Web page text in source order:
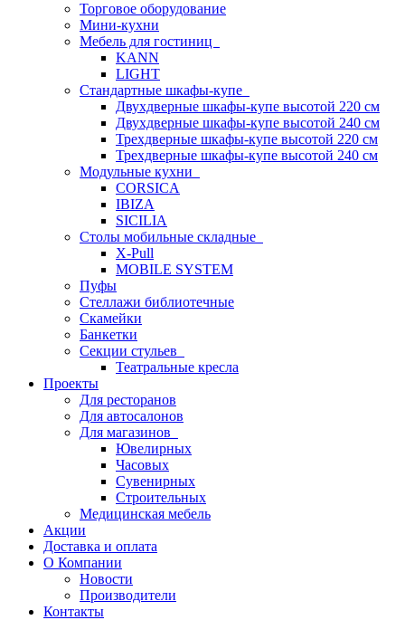
Торговое оборудование
Мини-кухни
Мебель для гостиниц
KANN
LIGHT
Стандартные шкафы-купе
Двухдверные шкафы-купе высотой 220 см
Двухдверные шкафы-купе высотой 240 см
Трехдверные шкафы-купе высотой 220 см
Трехдверные шкафы-купе высотой 240 см
Модульные кухни
CORSICA
IBIZA
SICILIA
Столы мобильные складные
X-Pull
MOBILE SYSTEM
Пуфы
Стеллажи библиотечные
Скамейки
Банкетки
Секции стульев
Театральные кресла
Проекты
Для ресторанов
Для автосалонов
Для магазинов
Ювелирных
Часовых
Сувенирных
Строительных
Медицинская мебель
Акции
Доставка и оплата
О Компании
Новости
Производители
Контакты